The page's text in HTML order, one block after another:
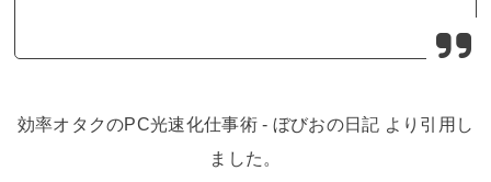
効率オタクのPC光速化仕事術 - ぼびおの日記 より引用し
ました。